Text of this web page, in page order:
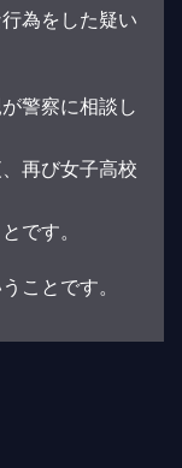
為をした疑い
警察に相談し
再び女子高校
です。
ことです。